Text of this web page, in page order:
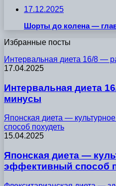
17.12.2025
Шорты до колена —
Избранные посты
Интервальная диета 16/8 —
17.04.2025
Интервальная диета
минусы
Японская диета —
способ похудеть
15.04.2025
Японская диета —
эффективный способ